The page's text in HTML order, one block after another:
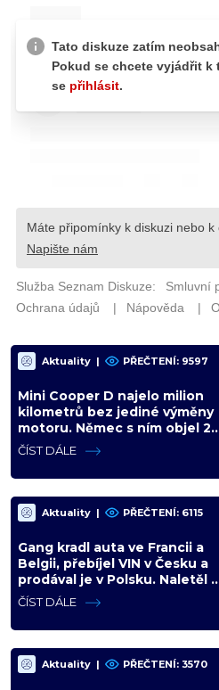
Aktuality | PŘEČTENÍ: 9597
Mini Cooper D najelo milion
kilometrů bez jediné výměny
motoru. Němec s ním objel 25
zemí a míří na další milion
ČÍST DÁLE
Aktuality | PŘEČTENÍ: 6115
Gang kradl auta ve Francii a
Belgii, přebíjel VIN v Česku a
prodával je v Polsku. Naletěl i
polský vicepremiér
ČÍST DÁLE
Aktuality | PŘEČTENÍ: 3570